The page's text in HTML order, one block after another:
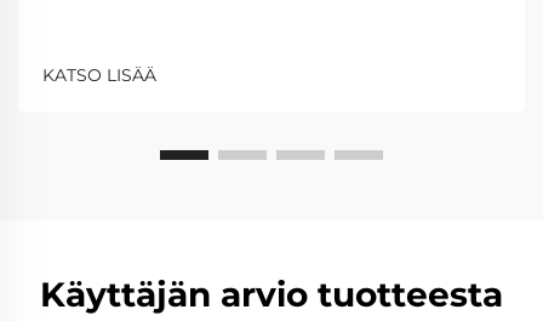
KATSO LISÄÄ
Käyttäjän arvio tuotteesta